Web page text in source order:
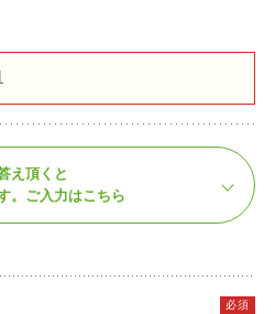
え頂くと
。 ご入力はこちら
必須